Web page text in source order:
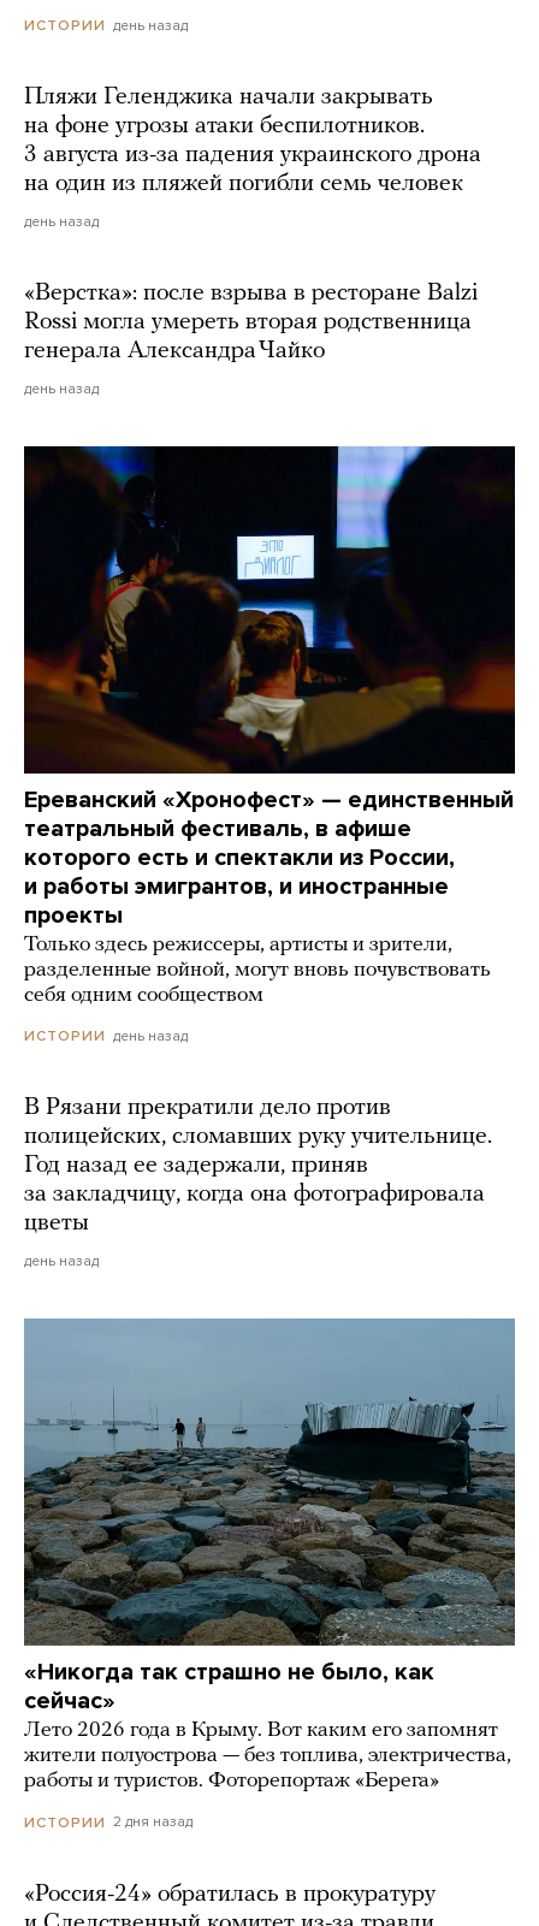
ИСТОРИИ день назад
Пляжи Геленджика начали закрывать
на фоне угрозы атаки беспилотников.
3 августа из-за падения украинского дрона
на один из пляжей погибли семь человек
день назад
«Верстка»: после взрыва в ресторане Balzi
Rossi могла умереть вторая родственница
генерала Александра Чайко
день назад
Ереванский «Хронофест» — единственный
театральный фестиваль, в афише
которого есть и спектакли из России,
и работы эмигрантов, и иностранные
проекты
Только здесь режиссеры, артисты и зрители,
разделенные войной, могут вновь почувствовать
себя одним сообществом
ИСТОРИИ день назад
В Рязани прекратили дело против
полицейских, сломавших руку учительнице.
Год назад ее задержали, приняв
за закладчицу, когда она фотографировала
цветы
день назад
«Никогда так страшно не было, как
сейчас»
Лето 2026 года в Крыму. Вот каким его запомнят
жители полуострова — без топлива, электричества,
работы и туристов. Фоторепортаж «Берега»
ИСТОРИИ 2 дня назад
«Россия-24» обратилась в прокуратуру